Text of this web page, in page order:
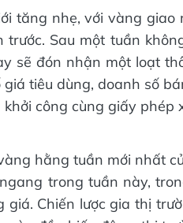
tăng nhẹ, với vàng giao
trước. Sau một tuần
sẽ đón nhận một loạt
giá tiêu dùng, doanh số
công cùng giấy phép
hằng tuần mới nhất
trong tuần này,
giá. Chiến lược gia thị